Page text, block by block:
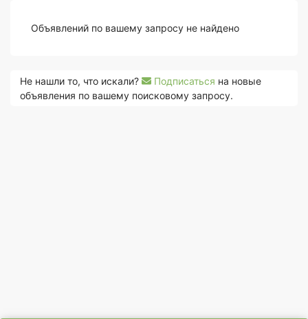
Объявлений по вашему запросу не найдено
Не нашли то, что искали? Подписаться на новые
объявления по вашему поисковому запросу.